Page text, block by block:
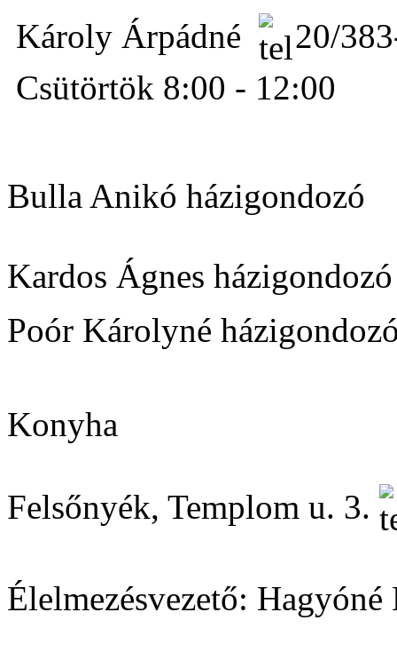
Károly Árpádné
20/
Csütörtök 8:00 - 12:00
Bulla Anikó házigondozó
Kardos Ágnes házigondozó
Poór Károlyné
Konyha
Felsőnyék, Templom u. 3.
Élelmezésvezető: